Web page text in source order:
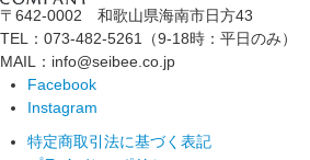
〒642-0002 和歌山県海南市日方43
TEL：073-482-5261（9-18時：平日のみ）
MAIL：info@seibee.co.jp
Facebook
Instagram
特定商取引法に基づく表記